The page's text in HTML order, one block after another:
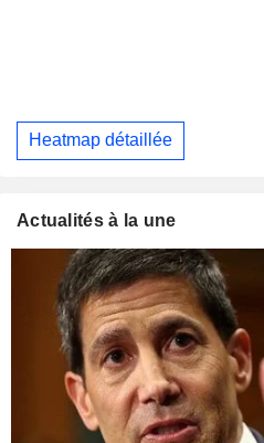
Heatmap détaillée
Actualités à la une